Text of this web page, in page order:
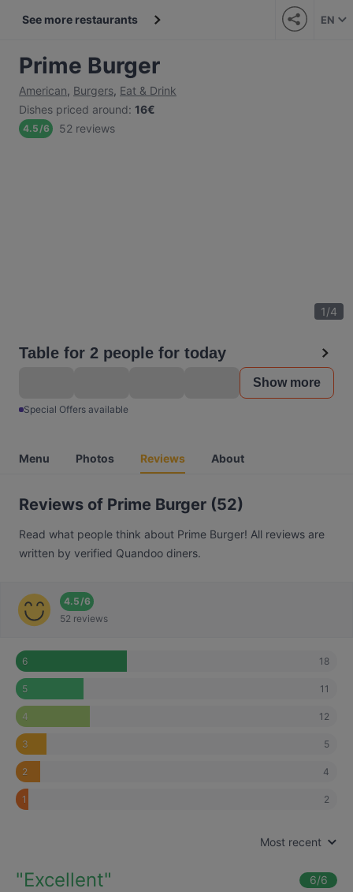
See more restaurants EN
Prime Burger
American, Burgers, Eat & Drink
Dishes priced around: 16€
4.5/6 52 reviews
1/4
Table for 2 people for today
Show more
Special Offers available
Menu Photos Reviews About
Reviews of Prime Burger (52)
Read what people think about Prime Burger! All reviews are
written by verified Quandoo diners.
4.5/6
52 reviews
6 18
5 11
4 12
3 5
2 4
1 2
Most recent
"Excellent" 6/6